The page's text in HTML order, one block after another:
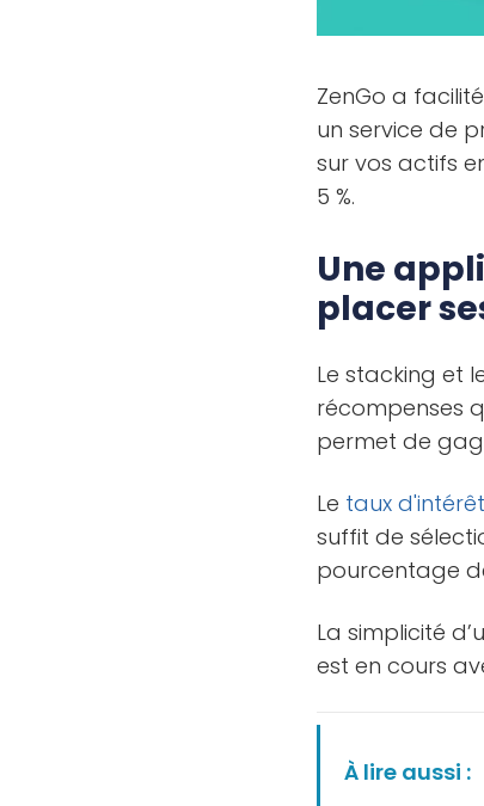
ZenGo a
un service de
sur vos actifs
5 %.
Une
placer
Le stacking et
récompenses
permet de
Le taux d'intérêt
suffit de
pourcentage
La simplicité
est en cours
À lire aussi :